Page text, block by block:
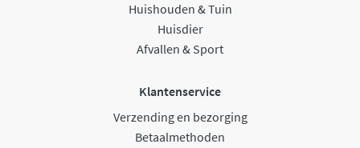
Huishouden & Tuin
Huisdier
Afvallen & Sport
Klantenservice
Verzending en bezorging
Betaalmethoden